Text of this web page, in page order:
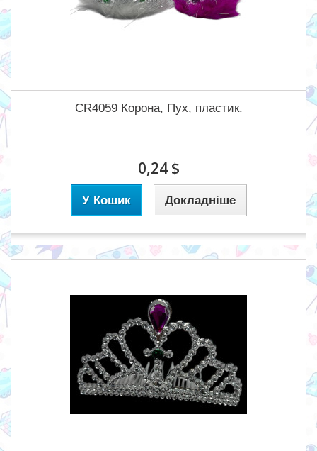
CR4059 Корона, Пух, пластик.
0,24 $
У Кошик Докладніше